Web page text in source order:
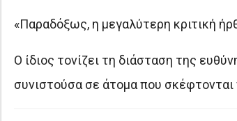
«Παραδόξως, η μεγαλύτερη κριτική
Ο ίδιος τονίζει τη διάσταση της
συνιστούσα σε άτομα που